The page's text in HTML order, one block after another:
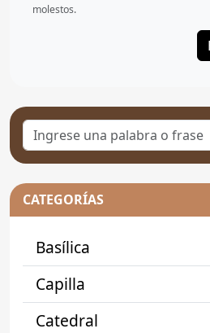
molestos.
CATEGORÍAS
Basílica
Capilla
Catedral